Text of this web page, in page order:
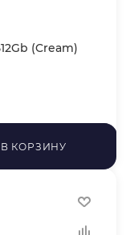
(Cream)
В КОРЗИНУ